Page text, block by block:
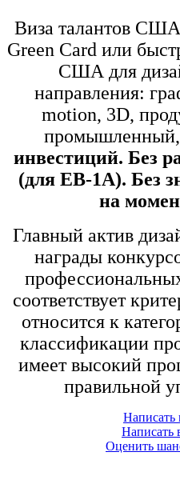
Виза талантов
Green Card или
США для
направления:
motion, 3D,
промышленный,
инвестиций. Без
(для EB-1A). Без
на
Главный актив
награды
соответствует
относится к
классификации
имеет высокий
правильной
Написать
Написать
Оценить